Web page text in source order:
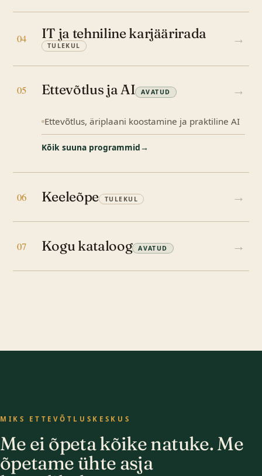
04 IT ja tehniline karjäärirada
TULEKUL →
05 Ettevõtlus ja AI AVATUD →
Ettevõtlus, äriplaani koostamine ja praktiline AI
Kõik suuna programmid→
06 Keeleõpe TULEKUL →
07 Kogu kataloog AVATUD →
MIKS ETTEVÕTLUSKESKUS
Me ei õpeta kõike natuke. Me
õpetame ühte asja